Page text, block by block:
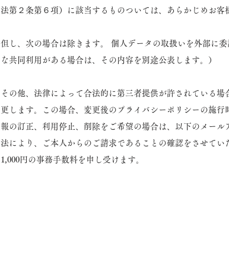
法第２条第６項）に該当するものついては、あらかじめお
但し、次の場合は除きます。 個人データの取扱いを外部に
な共同利用がある場合は、その内容を別途公表します。）
その他、法律によって合法的に第三者提供が許されている
更します。この場合、変更後のプライバシーポリシーの施
報の訂正、利用停止、削除をご希望の場合は、以下のメー
法により、ご本人からのご請求であることの確認をさせて
1,000円の事務手数料を申し受けます。